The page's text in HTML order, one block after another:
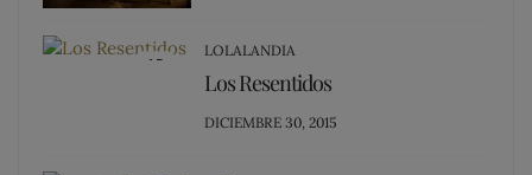
15
LOLALANDIA
Los Resentidos
POSTED
DICIEMBRE 30, 2015